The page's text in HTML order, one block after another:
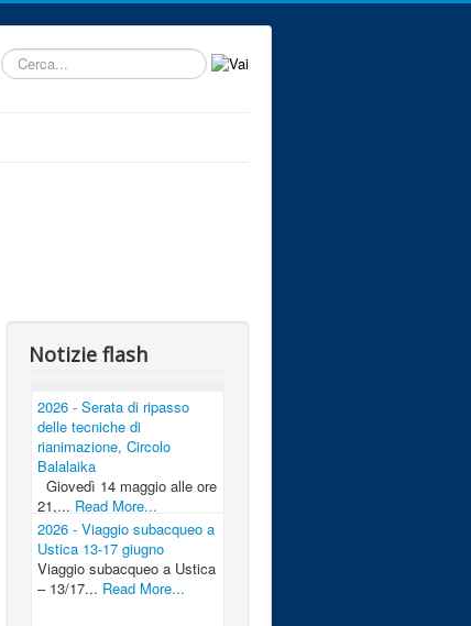
Cerca...
Notizie flash
2026 - Serata di ripasso
delle tecniche di
rianimazione, Circolo
Balalaika
Giovedì 14 maggio alle ore
21,... Read More...
2026 - Viaggio subacqueo a
Ustica 13-17 giugno
Viaggio subacqueo a Ustica
– 13/17... Read More...